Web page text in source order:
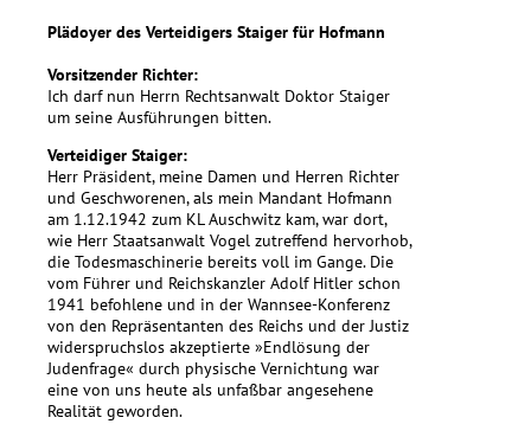
Plädoyer des Verteidigers Staiger für Hofmann
Vorsitzender Richter:
Ich darf nun Herrn Rechtsanwalt Doktor Staiger
um seine Ausführungen bitten.
Verteidiger Staiger:
Herr Präsident, meine Damen und Herren Richter
und Geschworenen, als mein Mandant Hofmann
am 1.12.1942 zum KL Auschwitz kam, war dort,
wie Herr Staatsanwalt Vogel zutreffend hervorhob,
die Todesmaschinerie bereits voll im Gange. Die
vom Führer und Reichskanzler Adolf Hitler schon
1941 befohlene und in der Wannsee-Konferenz
von den Repräsentanten des Reichs und der Justiz
widerspruchslos akzeptierte »Endlösung der
Judenfrage« durch physische Vernichtung war
eine von uns heute als unfaßbar angesehene
Realität geworden.